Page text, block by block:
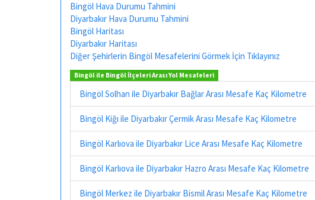
Bingöl Hava Durumu Tahmini
Diyarbakır Hava Durumu Tahmini
Bingöl Haritası
Diyarbakır Haritası
Diğer Şehirlerin Bingöl Mesafelerini Görmek İçin Tıklayınız
Bingöl ile Bingöl İlçeleri Arası Yol Mesafeleri
Bingöl Solhan ile Diyarbakır Bağlar Arası Mesafe Kaç Kilometre
Bingöl Kiğı ile Diyarbakır Çermik Arası Mesafe Kaç Kilometre
Bingöl Karlıova ile Diyarbakır Lice Arası Mesafe Kaç Kilometre
Bingöl Karlıova ile Diyarbakır Hazro Arası Mesafe Kaç Kilometre
Bingöl Merkez ile Diyarbakır Bismil Arası Mesafe Kaç Kilometre